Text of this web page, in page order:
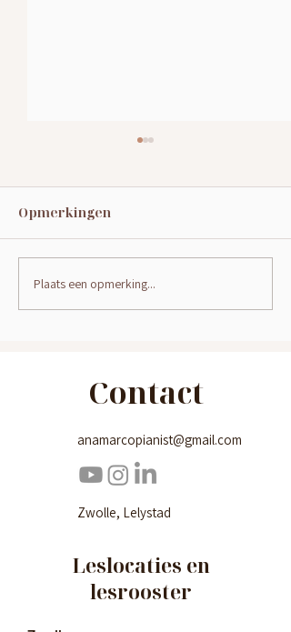
Hoe kan je een kind
ondersteunen bij het
Opmerkingen
Plaats een opmerking...
Contact
anamarcopianist@gmail.com
Zwolle, Lelystad
Leslocaties en
lesrooster